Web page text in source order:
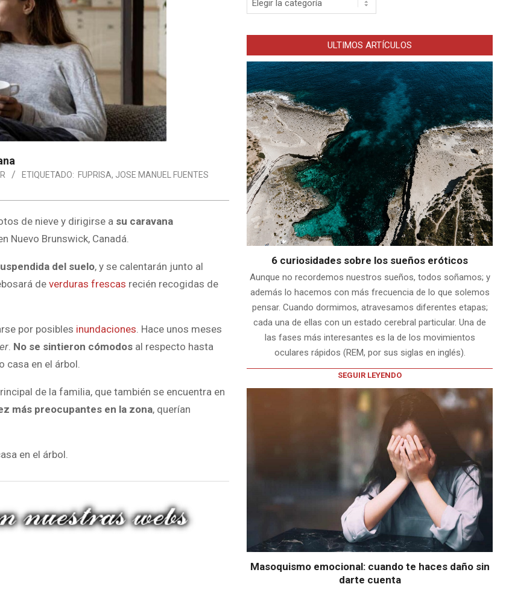
ETIQUETADO: FUPRISA, JOSE MANUEL FUENTES
de nieve y dirigirse a su caravana
Nuevo Brunswick, Canadá.
del suelo, y se calentarán junto al
de verduras frescas recién recogidas de
por posibles inundaciones. Hace unos meses
. No se sintieron cómodos al respecto hasta
casa en el árbol.
de la familia, que también se encuentra en
más preocupantes en la zona, querían
en el árbol.
ULTIMOS ARTÍCULOS
6 curiosidades sobre los sueños eróticos
Aunque no recordemos nuestros sueños, todos soñamos; y
además lo hacemos con más frecuencia de lo que solemos
pensar. Cuando dormimos, atravesamos diferentes etapas;
cada una de ellas con un estado cerebral particular. Una de
las fases más interesantes es la de los movimientos
oculares rápidos (REM, por sus siglas en inglés).
SEGUIR LEYENDO
Masoquismo emocional: cuando te haces daño sin
darte cuenta